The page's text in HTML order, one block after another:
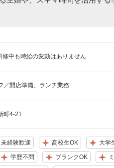
中も時給の変動はありません
／開店準備、ランチ業務
町4-21
未経験歓迎 高校生OK 大学
学歴不問 ブランクOK